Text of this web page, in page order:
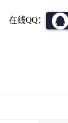
在线QQ：